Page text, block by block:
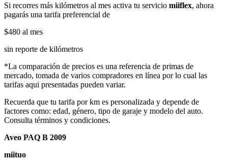
Si recorres más kilómetros al mes activa tu servicio miiflex, ahora
pagarás una tarifa preferencial de
$480 al mes
sin reporte de kilómetros
*La comparación de precios es una referencia de primas de
mercado, tomada de varios compradores en línea por lo cual las
tarifas aqui presentadas pueden variar.
Recuerda que tu tarifa por km es personalizada y depende de
factores como: edad, género, tipo de garaje y modelo del auto.
Consulta términos y condiciones.
Aveo PAQ B 2009
miituo